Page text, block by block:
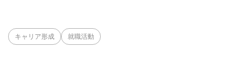
キャリア形成 就職活動